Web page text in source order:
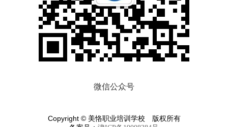
微信公众号
Copyright © 美恪职业培训学校 版权所有